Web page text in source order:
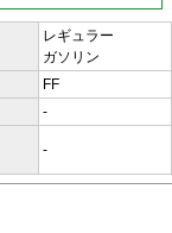
レギュラー
ガソリン
FF
-
-